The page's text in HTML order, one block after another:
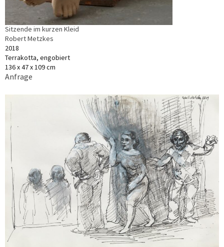
Sitzende im kurzen Kleid
Robert Metzkes
2018
Terrakotta, engobiert
136 x 47 x 109 cm
Anfrage